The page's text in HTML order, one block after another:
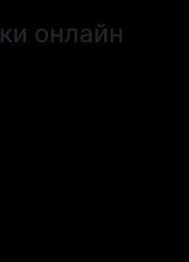
онлайн